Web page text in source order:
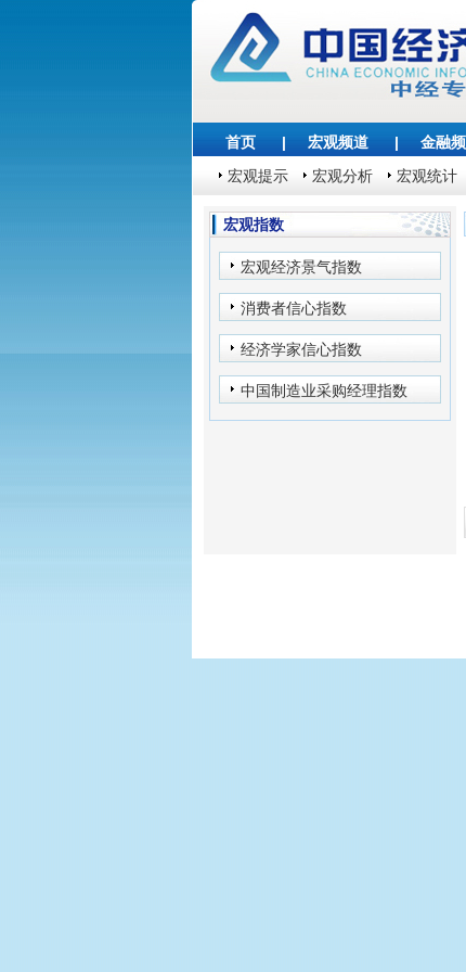
首页 | 宏观频道 | 金融
宏观提示
宏观分析 宏观统计
宏观指数
宏观经济景气指数
消费者信心指数
经济学家信心指数
中国制造业采购经理指数